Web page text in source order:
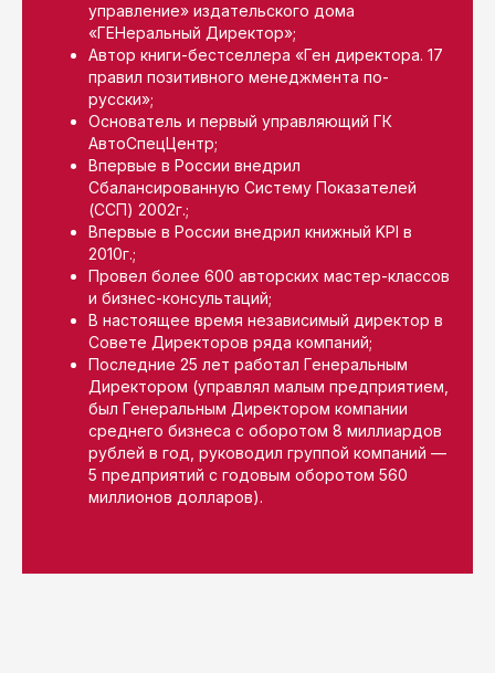
управление» издательского дома
«ГЕНеральный Директор»;
Автор книги-бестселлера «Ген директора. 17
правил позитивного менеджмента по-
русски»;
Основатель и первый управляющий ГК
АвтоСпецЦентр;
Впервые в России внедрил
Сбалансированную Систему Показателей
(ССП) 2002г.;
Впервые в России внедрил книжный KPI в
2010г.;
Провел более 600 авторских мастер-классов
и бизнес-консультаций;
В настоящее время независимый директор в
Совете Директоров ряда компаний;
Последние 25 лет работал Генеральным
Директором (управлял малым предприятием,
был Генеральным Директором компании
среднего бизнеса с оборотом 8 миллиардов
рублей в год, руководил группой компаний —
5 предприятий с годовым оборотом 560
миллионов долларов).